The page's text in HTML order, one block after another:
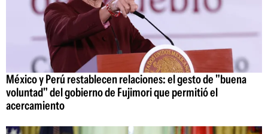
México y Perú restablecen relaciones: el gesto de "buena
voluntad" del gobierno de Fujimori que permitió el
acercamiento